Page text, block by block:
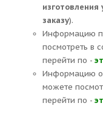
заказу).
Информацию
посмотреть в
перейти по -
Информацию о
можете
перейти по -